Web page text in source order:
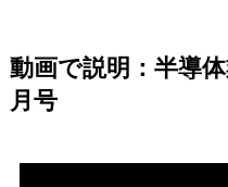
動画で説明：半導
月号